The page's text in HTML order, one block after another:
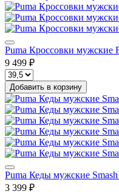
Puma Кроссовки мужские
9 499 ₽
Добавить в корзину
Puma Кеды мужские
3 399 ₽